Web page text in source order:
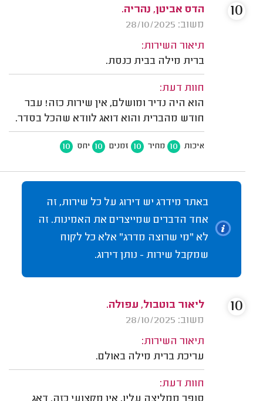
הדס אביטן, נהריה.
משוב: 28/10/2025
תיאור השירות:
ברית מילה בבית כנסת.
חוות דעת:
הוא היה נדיר ומושלם, אין שירות כזה! עבר
חודש מהברית והוא דואג לוודא שהכל בסדר.
איכות 10 מחיר 10 זמנים 10 יחס 10
10
באתר מידרג יש דירוג על כל שירות, זה
אחד הדברים שמייצרים את האמינות. זה
לא "מי שרוצה מדרג" אלא כל לקוח
שמקבל שירות - נותן דירוג.
ליאור בוטבול, עפולה.
משוב: 28/10/2025
תיאור השירות:
עריכת ברית מילה באולם.
חוות דעת:
10